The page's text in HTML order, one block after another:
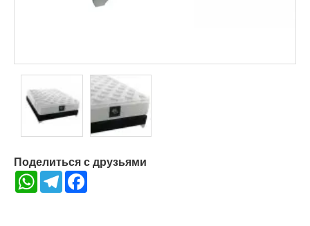
Поделиться с друзьями
WhatsAppTelegram